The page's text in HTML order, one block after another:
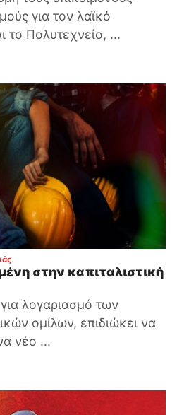
για τον λαϊκό
το Πολυτεχνείο, ...
στην καπιταλιστική
λογαριασμό των
ομίλων, επιδιώκει να
νέο ...